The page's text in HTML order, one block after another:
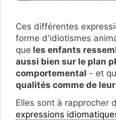
Ces différentes
forme d'idiotismes
que les enfants
aussi bien sur le plan
comportemental - et
qualités comme de
Elles sont à rapprocher
expressions